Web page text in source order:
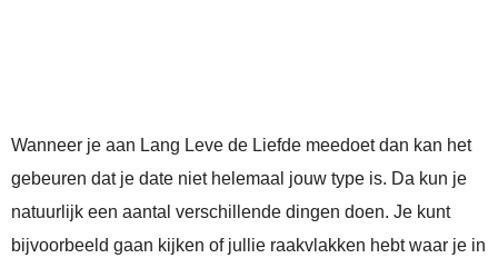
Wanneer je aan Lang Leve de Liefde meedoet dan kan het
gebeuren dat je date niet helemaal jouw type is. Da kun je
natuurlijk een aantal verschillende dingen doen. Je kunt
bijvoorbeeld gaan kijken of jullie raakvlakken hebt waar je in